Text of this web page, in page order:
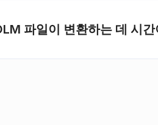
파일이 변환하는 데 시